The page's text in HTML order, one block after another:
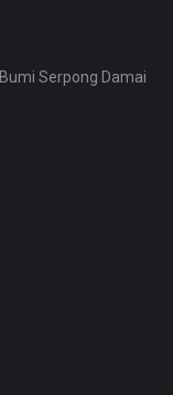
Serpong Damai